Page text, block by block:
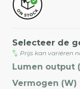
Selecteer de
Prijs kan variëren
Lumen output
Vermogen (W)